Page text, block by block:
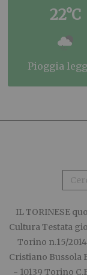
22°C
pioggia
IL TORINESE
Cultura Testata
Torino n.15/
Cristiano Bussola
- 10139 Torino